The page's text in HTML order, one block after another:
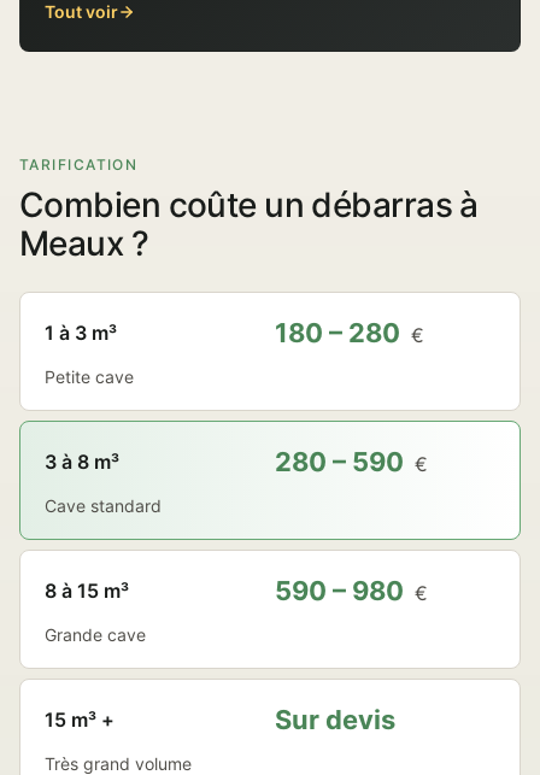
Tout voir
TARIFICATION
Combien coûte un débarras à
Meaux ?
1 à 3 m³ 180 – 280 €
Petite cave
3 à 8 m³ 280 – 590 €
Cave standard
8 à 15 m³ 590 – 980 €
Grande cave
15 m³ + Sur devis
Très grand volume